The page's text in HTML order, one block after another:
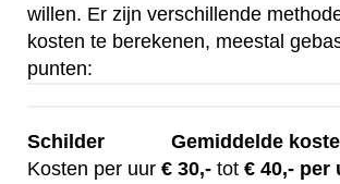
willen. Er zijn verschillende
kosten te berekenen, meestal
punten:
Schilder
Gemiddelde
Kosten per uur € 30,- tot € 40,- per